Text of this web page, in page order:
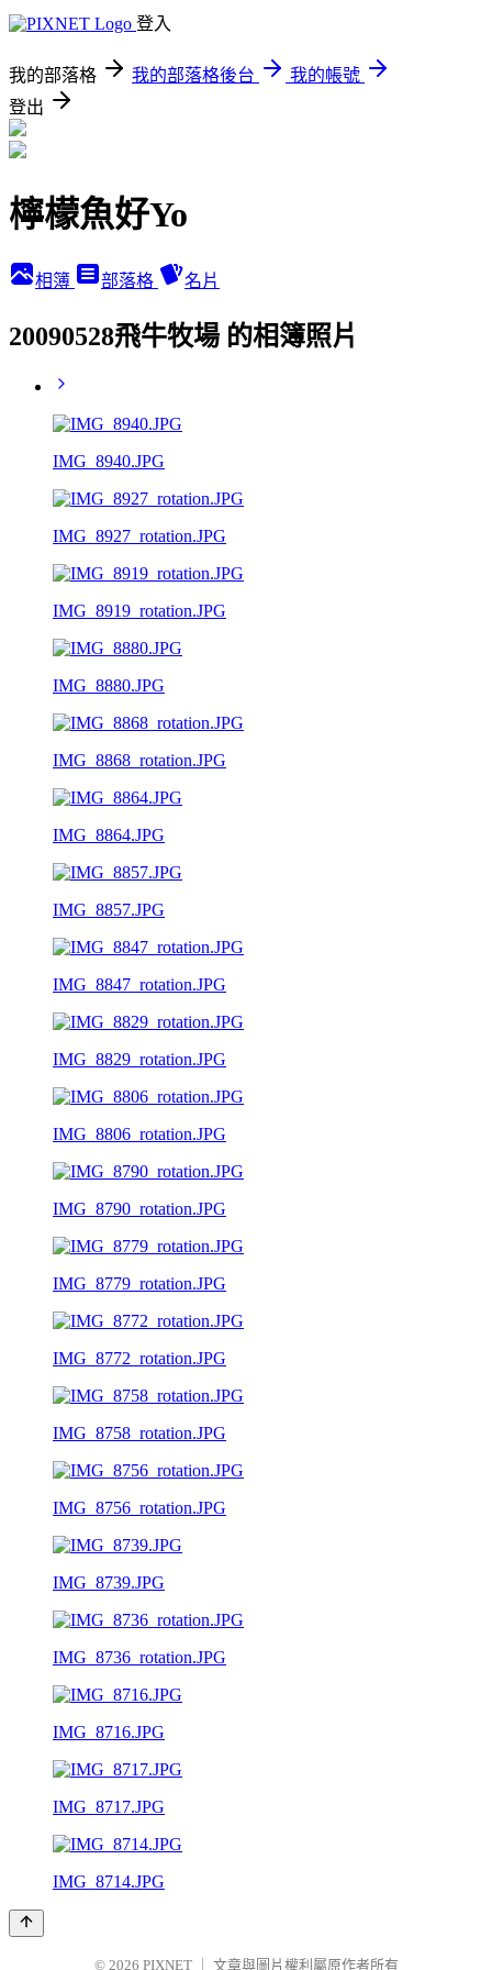
登入
我的部落格 我的部落格後台
我的帳號
登出
檸檬魚好Yo
相簿 部落格 名片
20090528飛牛牧場 的相簿照片
IMG_8940.JPG
IMG_8927_rotation.JPG
IMG_8919_rotation.JPG
IMG_8880.JPG
IMG_8868_rotation.JPG
IMG_8864.JPG
IMG_8857.JPG
IMG_8847_rotation.JPG
IMG_8829_rotation.JPG
IMG_8806_rotation.JPG
IMG_8790_rotation.JPG
IMG_8779_rotation.JPG
IMG_8772_rotation.JPG
IMG_8758_rotation.JPG
IMG_8756_rotation.JPG
IMG_8739.JPG
IMG_8736_rotation.JPG
IMG_8716.JPG
IMG_8717.JPG
IMG_8714.JPG
© 2026 PIXNET 文章與圖片權利屬原作者所有